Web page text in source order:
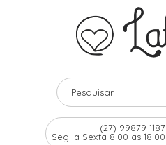
(27) 99879-1187
Seg. a Sexta 8:00 as 18:00